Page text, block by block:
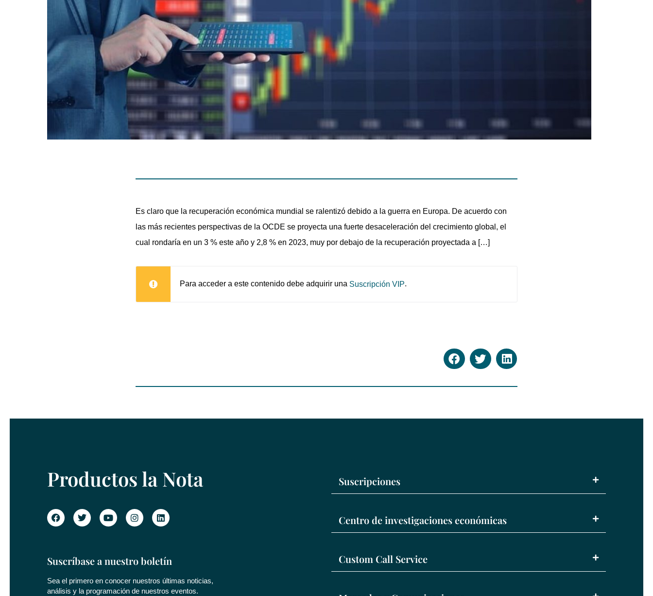
Es claro que la recuperación económica mundial se ralentizó debido a la guerra en Europa. De acuerdo con
las más recientes perspectivas de la OCDE se proyecta una fuerte desaceleración del crecimiento global, el
cual rondaría en un 3 % este año y 2,8 % en 2023, muy por debajo de la recuperación proyectada a […]
Para acceder a este contenido debe adquirir una Suscripción VIP.
Productos la Nota
Suscríbase a nuestro boletín
Sea el primero en conocer nuestros últimas noticias,
análisis y la programación de nuestros eventos.
Suscripciones
Centro de investigaciones económicas
Custom Call Service